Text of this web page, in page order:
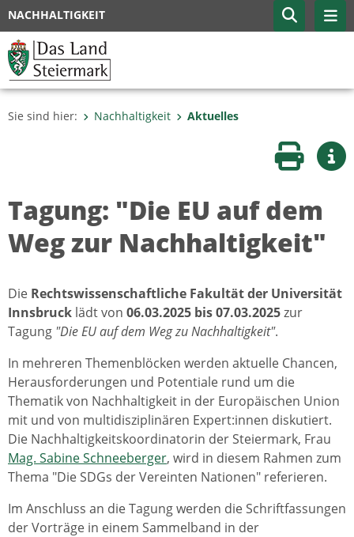
NACHHALTIGKEIT
Sie sind hier: Nachhaltigkeit Aktuelles
Seite
Tagung: "Die EU auf dem
Weg zur Nachhaltigkeit"
Die Rechtswissenschaftliche Fakultät der Universität
Innsbruck lädt von 06.03.2025 bis 07.03.2025zur
Tagung "Die EU auf dem Weg zu Nachhaltigkeit".
In mehreren Themenblöcken werden aktuelle Chancen,
Herausforderungen und Potentiale rund um die
Thematik von Nachhaltigkeit in der Europäischen Union
mit und von multidisziplinären Expert:innen diskutiert.
Die Nachhaltigkeitskoordinatorin der Steiermark, Frau
Mag. Sabine Schneeberger, wird in diesem Rahmen zum
Thema "Die SDGs der Vereinten Nationen" referieren.
Im Anschluss an die Tagung werden die Schriftfassungen
der Vorträge in einem Sammelband in der